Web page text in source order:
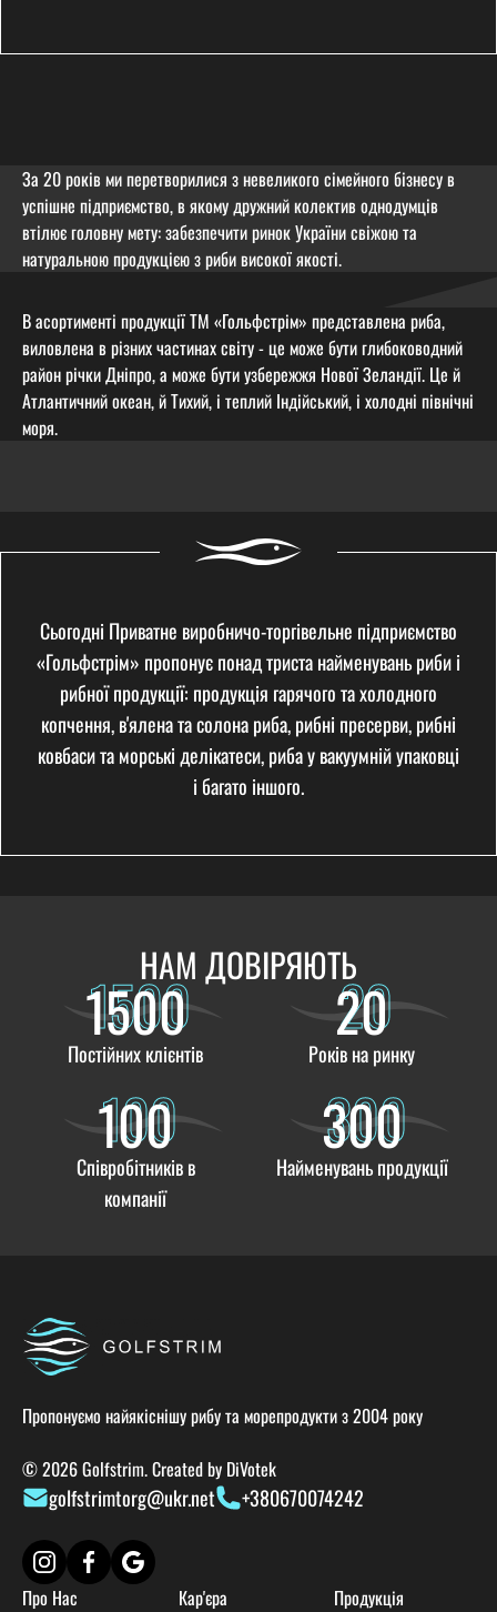
За 20 років ми перетворилися з невеликого сімейного бізнесу в
успішне підприємство, в якому дружний колектив однодумців
втілює головну мету: забезпечити ринок України свіжою та
натуральною продукцією з риби високої якості.
В асортименті продукції ТМ «Гольфстрім» представлена риба,
виловлена в різних частинах світу - це може бути глибоководний
район річки Дніпро, а може бути узбережжя Нової Зеландії. Це й
Атлантичний океан, й Тихий, і теплий Індійський, і холодні північні
моря.
Сьогодні Приватне виробничо-торгівельне підприємство
«Гольфстрім» пропонує понад триста найменувань риби і
рибної продукції: продукція гарячого та холодного
копчення, в'ялена та солона риба, рибні пресерви, рибні
ковбаси та морські делікатеси, риба у вакуумній упаковці
і багато іншого.
НАМ ДОВІРЯЮТЬ
1500
1500
Постійних клієнтів
20
20
Років на ринку
100
100
Співробітників в
компанії
300
300
Найменувань продукції
Пропонуємо найякіснішу рибу та морепродукти з 2004 року
© 2026 Golfstrim. Created by DiVotek
Про Нас Кар'єра Продукція
golfstrimtorg@ukr.net +380670074242